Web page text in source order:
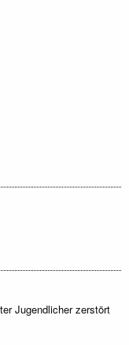
Jugendlicher zerstört